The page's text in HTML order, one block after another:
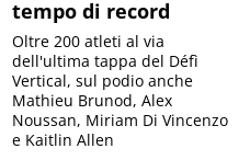
tempo di record
Oltre 200 atleti al via
dell'ultima tappa del Défì
Vertical, sul podio anche
Mathieu Brunod, Alex
Noussan, Miriam Di Vincenzo
e Kaitlin Allen